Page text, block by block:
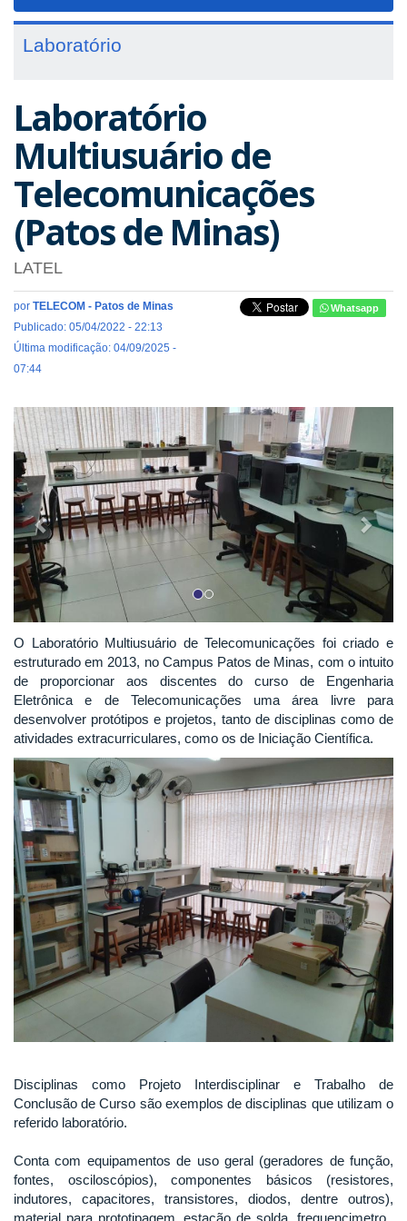
Laboratório
Laboratório
Multiusuário de
Telecomunicações
(Patos de Minas)
LATEL
por TELECOM - Patos de Minas
Publicado: 05/04/2022 - 22:13
Última modificação: 04/09/2025 -
07:44
Whatsapp
Previous
O Laboratório Multiusuário de Telecomunicações foi criado e
estruturado em 2013, no Campus Patos de Minas, com o intuito
de proporcionar aos discentes do curso de Engenharia
Eletrônica e de Telecomunicações uma área livre para
desenvolver protótipos e projetos, tanto de disciplinas como de
atividades extracurriculares, como os de Iniciação Científica.
Disciplinas como Projeto Interdisciplinar e Trabalho de
Conclusão de Curso são exemplos de disciplinas que utilizam o
referido laboratório.
Conta com equipamentos de uso geral (geradores de função,
fontes, osciloscópios), componentes básicos (resistores,
indutores, capacitores, transistores, diodos, dentre outros),